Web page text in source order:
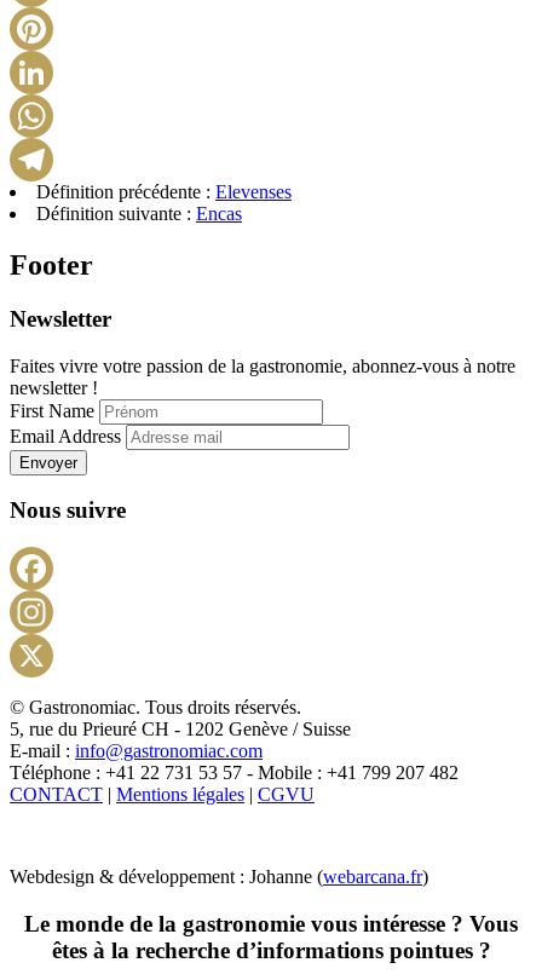
Telegram
Définition précédente : Elevenses
Définition suivante : Encas
Footer
Newsletter
Faites vivre votre passion de la gastronomie, abonnez-vous à notre
newsletter !
First Name
Email Address
Envoyer
Nous suivre
X
© Gastronomiac. Tous droits réservés.
5, rue du Prieuré CH - 1202 Genève / Suisse
E-mail : info@gastronomiac.com
Téléphone : +41 22 731 53 57 - Mobile : +41 799 207 482
CONTACT | Mentions légales | CGVU
Webdesign & développement : Johanne (webarcana.fr)
Le monde de la gastronomie vous intéresse ? Vous
êtes à la recherche d’informations pointues ?